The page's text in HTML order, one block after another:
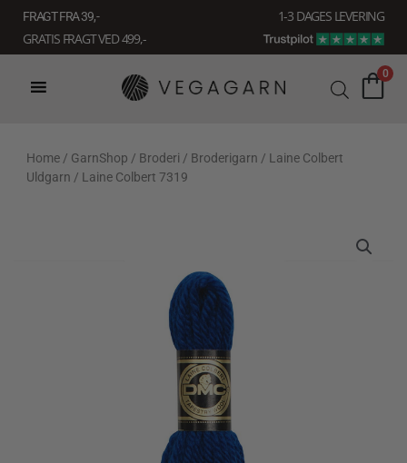
indholdet
FRAGT FRA 39, -
1-3 DAGES LEVERING
GRATIS FRAGT VED 499,-
0
Home / GarnShop / Broderi / Broderigarn / Laine Colbert
Uldgarn / Laine Colbert 7319